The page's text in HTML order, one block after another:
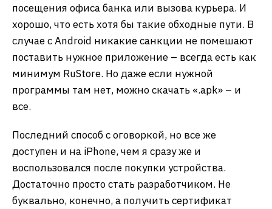
посещения офиса банка или вызова курьера. И
хорошо, что есть хотя бы такие обходные пути. В
случае с Android никакие санкции не помешают
поставить нужное приложение – всегда есть как
минимум RuStore. Но даже если нужной
программы там нет, можно скачать «.apk» – и
все.
Последний способ с оговоркой, но все же
доступен и на iPhone, чем я сразу же и
воспользовался после покупки устройства.
Достаточно просто стать разработчиком. Не
буквально, конечно, а получить сертификат